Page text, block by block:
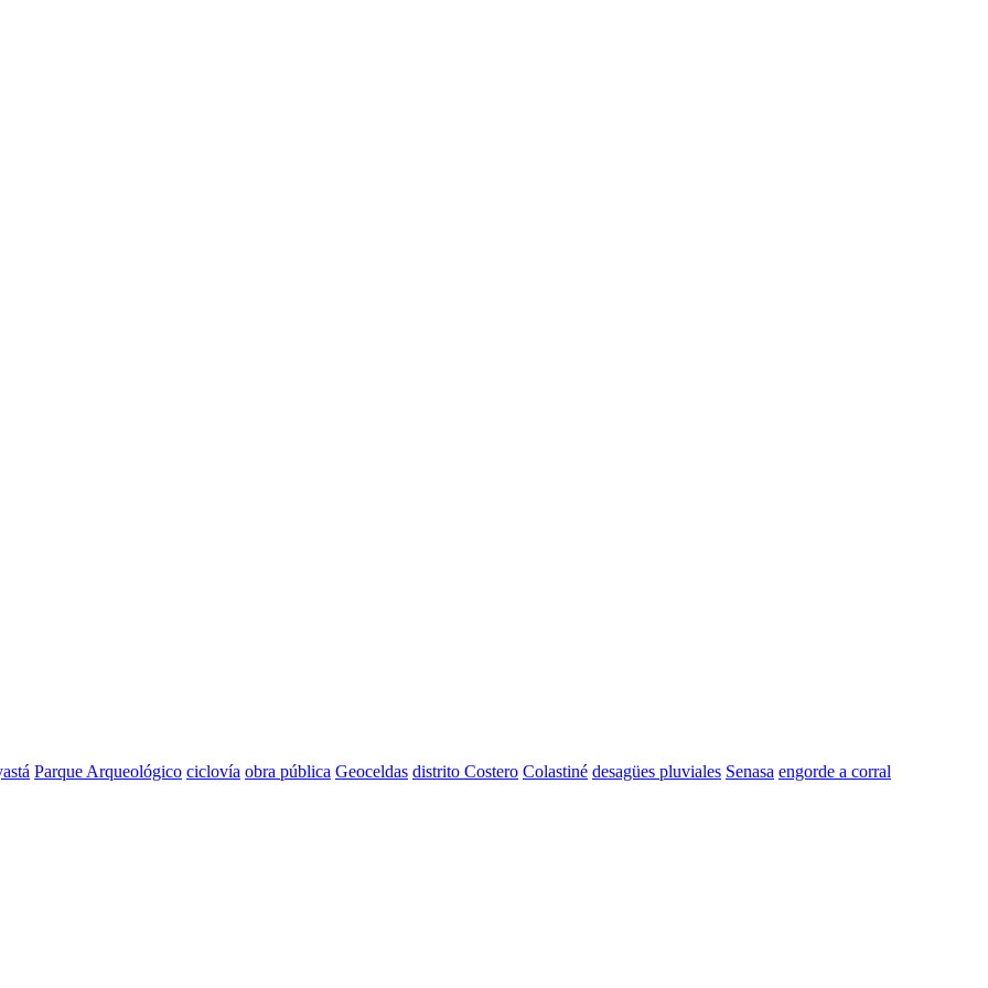
Parque Arqueológico ciclovía obra pública Geoceldas distrito Costero Colastiné desagües pluviales Senasa engorde a corral